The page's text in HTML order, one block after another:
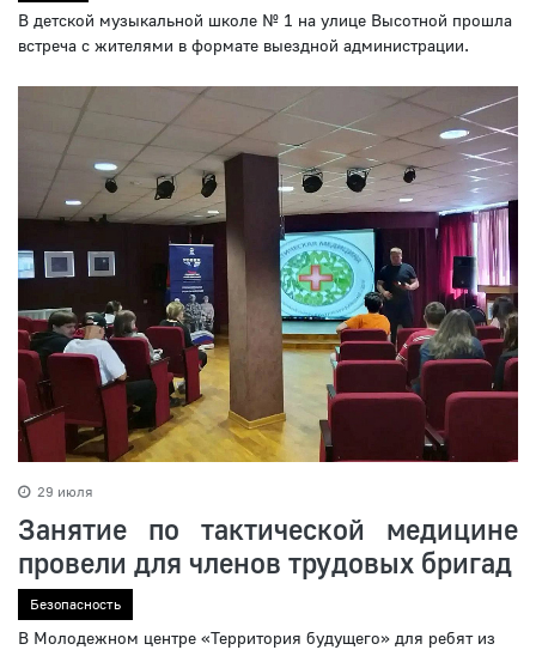
В детской музыкальной школе № 1 на улице Высотной прошла
встреча с жителями в формате выездной администрации.
29 июля
Занятие по тактической медицине
провели для членов трудовых бригад
Безопасность
В Молодежном центре «Территория будущего» для ребят из